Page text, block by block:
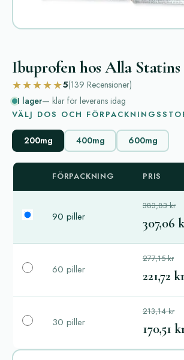
Ibuprofen hos Alla Statins
★★★★★5(139 Recensioner)
I lager— klar för leverans idag
VÄLJ DOS OCH
200mg 400mg 600mg
FÖRPACKNING PRIS
90 piller
383,83 kr
307,06
60 piller
277,15 kr
221,72
30 piller
213,14 kr
170,51